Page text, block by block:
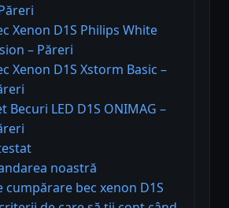
Xenon D1S Philips White
– Păreri
Xenon D1S Xstorm Basic –
Becuri LED D1S ONIMAG –
noastră
cumpărare bec xenon D1S